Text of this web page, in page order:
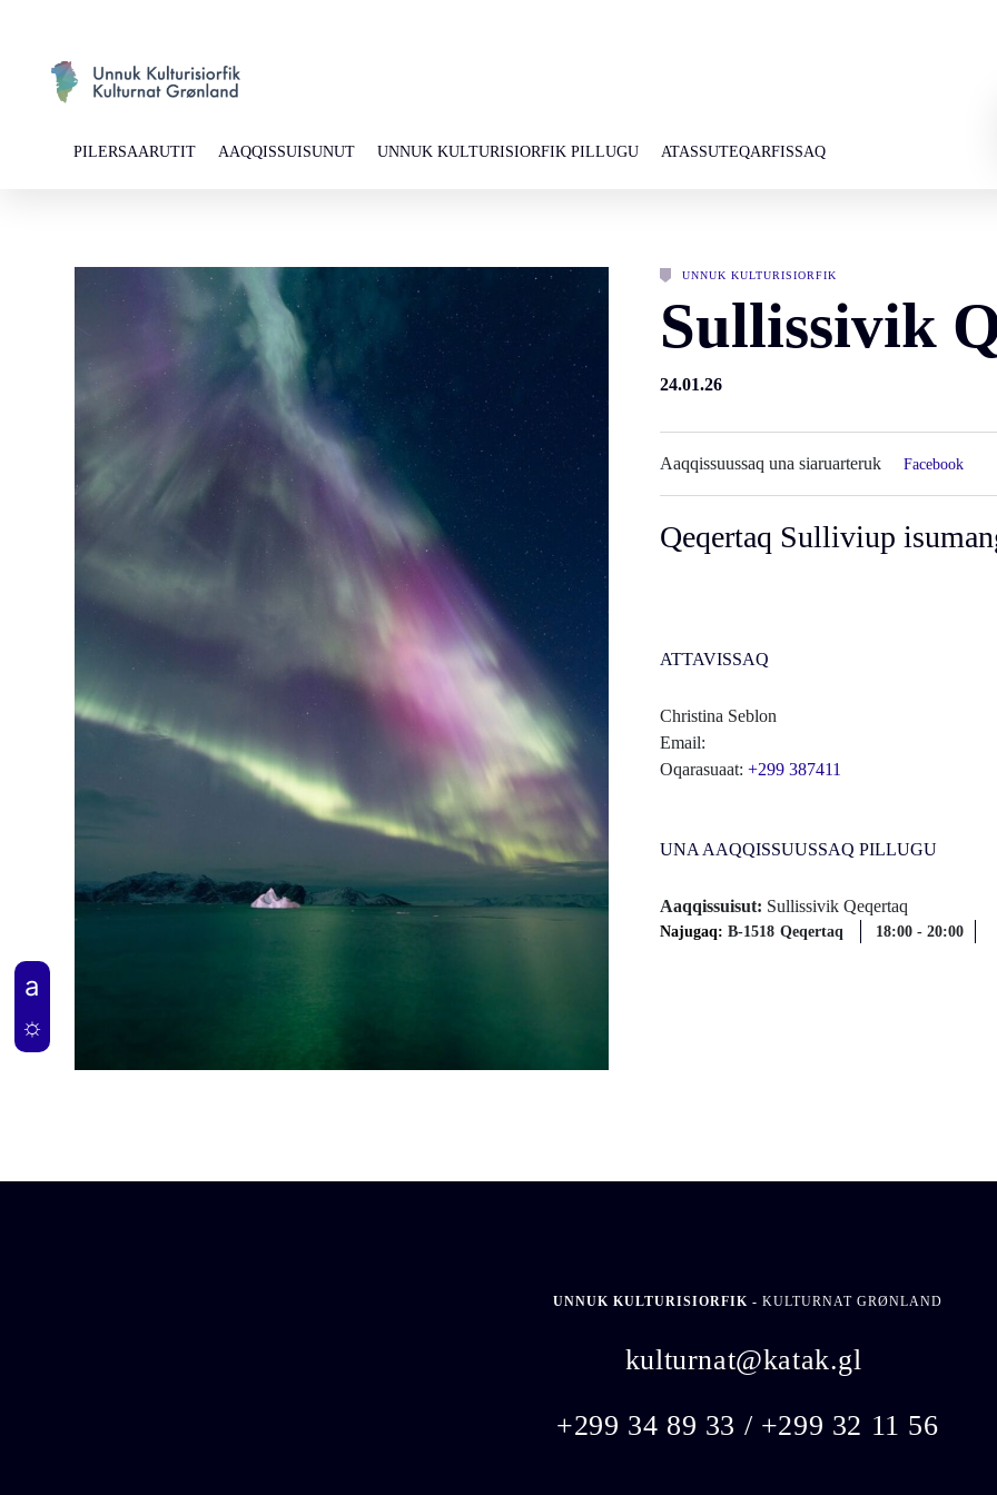
PILERSAARUTIT AAQQISSUISUNUT UNNUK KULTURISIORFIK PILLUGU ATASSUTEQARFISSAQ
UNNUK KULTURISIORFIK
Sullissivik
24.01.26
Aaqqissuussaq una siaruarteruk Facebook
Qeqertaq Sulliviup
ATTAVISSAQ
Christina Seblon
Email:
Oqarasuaat:+299 387411
UNA AAQQISSUUSSAQ PILLUGU
Aaqqissuisut: Sullissivik Qeqertaq
Najugaq:B-1518 Qeqertaq 18:00 -20:00
UNNUK KULTURISIORFIK - KULTURNAT GRØNLAND
kulturnat@katak.gl
+299 34 89 33 / +299 32 11 56